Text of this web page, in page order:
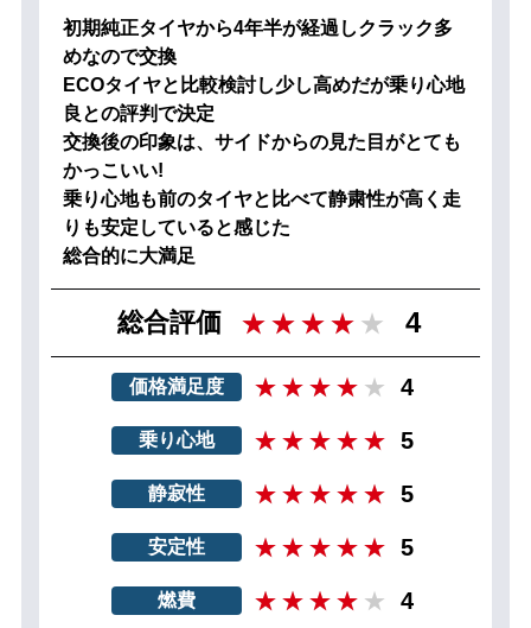
初期純正タイヤから4年半が経過しクラック多
めなので交換
ECOタイヤと比較検討し少し高めだが乗り心地
良との評判で決定
交換後の印象は、サイドからの見た目がとても
かっこいい!
乗り心地も前のタイヤと比べて静粛性が高く走
りも安定していると感じた
総合的に大満足
総合評価 4
価格満足度 4
乗り心地 5
静寂性 5
安定性 5
燃費 4